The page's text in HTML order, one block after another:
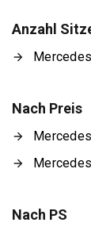
Anzahl
Nach Preis
Nach PS